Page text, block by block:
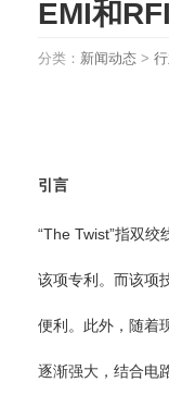
EMI和RFI
分类： 新闻动态 >
引言
“The Twist”指双
该项专利。而该项
便利。此外，随着
逐渐强大，结合电